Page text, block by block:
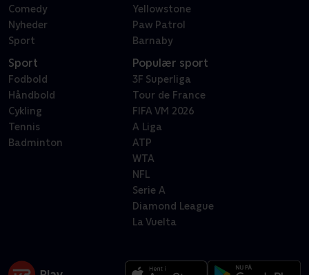
Comedy
Nyheder
Sport
Yellowstone
Paw Patrol
Barnaby
Sport
Fodbold
Håndbold
Cykling
Tennis
Badminton
Populær sport
3F Superliga
Tour de France
FIFA VM 2026
A Liga
ATP
WTA
NFL
Serie A
Diamond League
La Vuelta